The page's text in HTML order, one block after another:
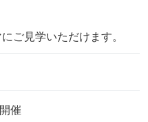
ご見学いただけます。
催